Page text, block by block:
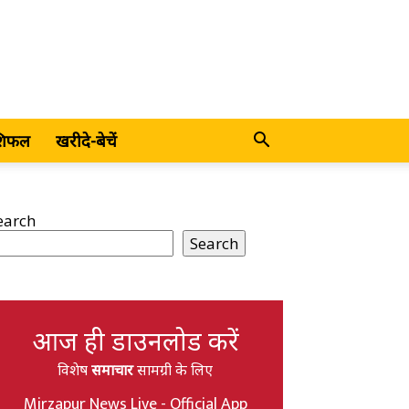
खरीदे-बेचें
Search
आज ही डाउनलोड करें
विशेषसमाचारसामग्री के लिए